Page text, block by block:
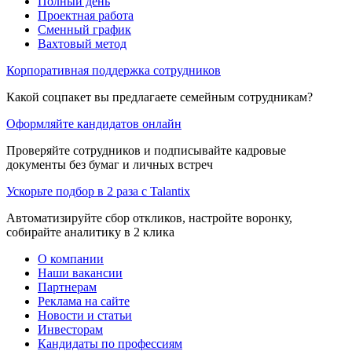
Проектная работа
Сменный график
Вахтовый метод
Корпоративная поддержка сотрудников
Какой соцпакет вы предлагаете семейным сотрудникам?
Оформляйте кандидатов онлайн
Проверяйте сотрудников и подписывайте кадровые
документы без бумаг и личных встреч
Ускорьте подбор в 2 раза с Talantix
Автоматизируйте сбор откликов, настройте воронку,
собирайте аналитику в 2 клика
О компании
Наши вакансии
Партнерам
Реклама на сайте
Новости и статьи
Инвесторам
Кандидаты по профессиям